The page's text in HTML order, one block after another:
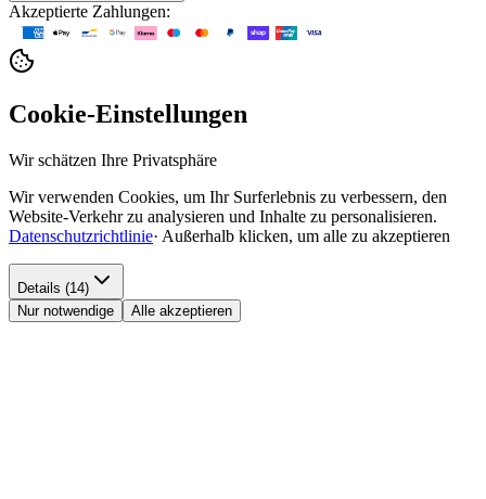
Akzeptierte Zahlungen:
Cookie-Einstellungen
Wir schätzen Ihre Privatsphäre
Wir verwenden Cookies, um Ihr Surferlebnis zu verbessern, den
Website-Verkehr zu analysieren und Inhalte zu personalisieren.
Datenschutzrichtlinie· Außerhalb klicken, um alle zu akzeptieren
Details (14)
Nur notwendige
Alle akzeptieren